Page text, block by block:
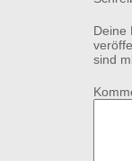
Deine
sind